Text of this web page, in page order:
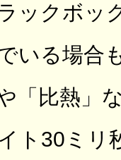
ックボッ
いる場合
「比熱」
ト30ミリ